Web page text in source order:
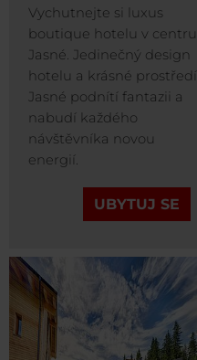
Vychutnejte si luxus
boutique hotelu v centru
Jasné. Jedinečný design
hotelu a krásné prostředí
Jasné podnítí fantazii a
nabudí každého
návštěvníka novou
energií.
UBYTUJ SE